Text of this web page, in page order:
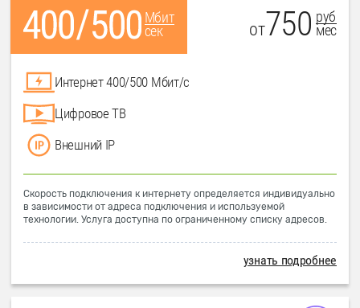
Мбит
сек
от750 руб
мес
Интернет 400/500 Мбит/с
Цифровое ТВ
Внешний IP
Скорость подключения к интернету определяется индивидуально
в зависимости от адреса подключения и используемой
технологии. Услуга доступна по ограниченному списку адресов.
узнать подробнее